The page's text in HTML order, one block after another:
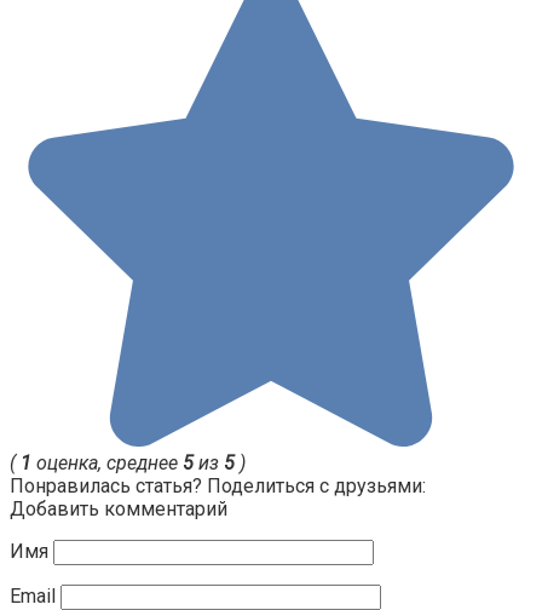
( 1 оценка, среднее 5из 5)
Понравилась статья? Поделиться с друзьями:
Добавить комментарий
Имя
Email